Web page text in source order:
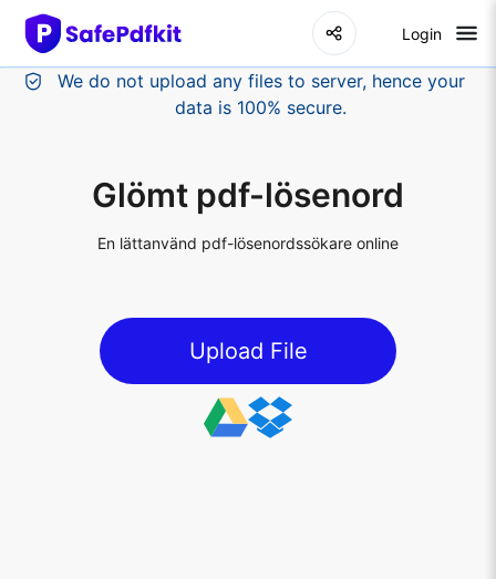
Login
Glömt pdf-lösenord
En lättanvänd pdf-lösenordssökare online
Upload File